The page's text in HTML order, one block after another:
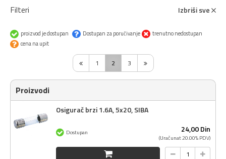
Filteri Izbriši sve
proizvod je dostupan Dostupan za poručivanje
trenutno nedostupan
cena na upit
1 2 3
Proizvodi
Osigurač brzi 1.6A, 5x20, SIBA
24,00Din
(Uračunat 20.00% PDV)
Dostupan